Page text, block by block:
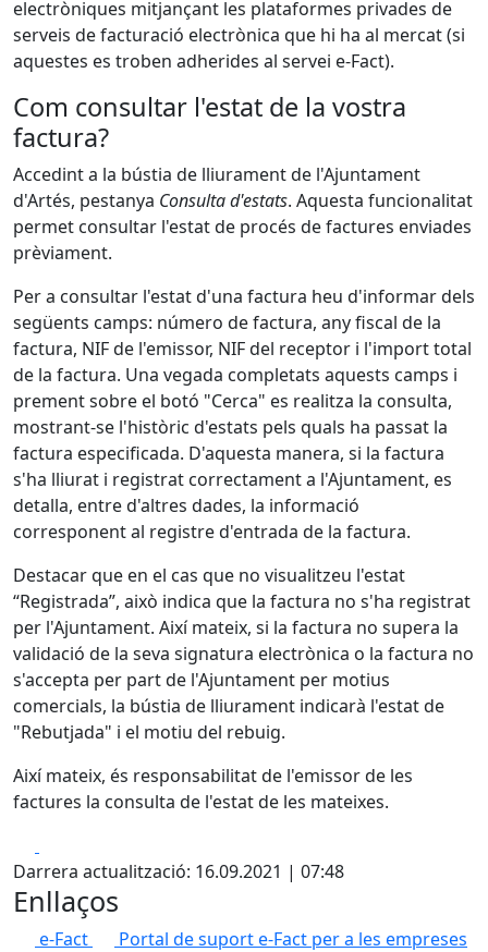
electròniques mitjançant les plataformes privades de
serveis de facturació electrònica que hi ha al mercat (si
aquestes es troben adherides al servei e-Fact).
Com consultar l'estat de la vostra
factura?
Accedint a la bústia de lliurament de l'Ajuntament
d'Artés, pestanya Consulta d'estats. Aquesta funcionalitat
permet consultar l'estat de procés de factures enviades
prèviament.
Per a consultar l'estat d'una factura heu d'informar dels
següents camps: número de factura, any fiscal de la
factura, NIF de l'emissor, NIF del receptor i l'import total
de la factura. Una vegada completats aquests camps i
prement sobre el botó "Cerca" es realitza la consulta,
mostrant-se l'històric d'estats pels quals ha passat la
factura especificada. D'aquesta manera, si la factura
s'ha lliurat i registrat correctament a l'Ajuntament, es
detalla, entre d'altres dades, la informació
corresponent al registre d'entrada de la factura.
Destacar que en el cas que no visualitzeu l'estat
“Registrada”, això indica que la factura no s'ha registrat
per l'Ajuntament. Així mateix, si la factura no supera la
validació de la seva signatura electrònica o la factura no
s'accepta per part de l'Ajuntament per motius
comercials, la bústia de lliurament indicarà l'estat de
"Rebutjada" i el motiu del rebuig.
Així mateix, és responsabilitat de l'emissor de les
factures la consulta de l'estat de les mateixes.
Darrera actualització: 16.09.2021 | 07:48
Enllaços
e-Fact
Portal de suport e-Fact per a les empreses